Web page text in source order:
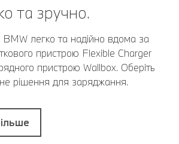
та зручно.
легко та надійно вдома за
пристрою Flexible Charger
пристрою Wallbox. Оберіть
рішення для заряджання.